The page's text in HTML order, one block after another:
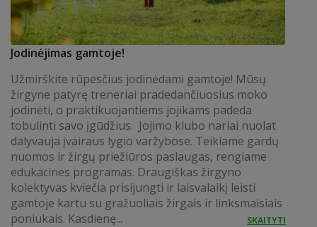
Jodinėjimas gamtoje!
Užmirškite rūpesčius jodinėdami gamtoje! Mūsų
žirgyne patyrę treneriai pradedančiuosius moko
jodinėti, o praktikuojantiems jojikams padeda
tobulinti savo įgūdžius. Jojimo klubo nariai nuolat
dalyvauja įvairaus lygio varžybose. Teikiame gardų
nuomos ir žirgų priežiūros paslaugas, rengiame
edukacines programas. Draugiškas žirgyno
kolektyvas kviečia prisijungti ir laisvalaikį leisti
gamtoje kartu su gražuoliais žirgais ir linksmaisiais
poniukais. Kasdienę...
SKAITYTI